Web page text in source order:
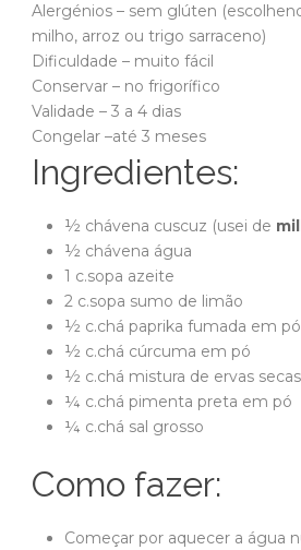
Alergénios – sem glúten
milho, arroz ou trigo sarraceno)
Dificuldade – muito fácil
Conservar – no frigorífico
Validade – 3 a 4 dias
Congelar –até 3 meses
Ingredientes:
½ chávena cuscuz (usei de
½ chávena água
1 c.sopa azeite
2 c.sopa sumo de limão
½ c.chá paprika fumada em pó
½ c.chá cúrcuma em pó
½ c.chá mistura de ervas secas
¼ c.chá pimenta preta em pó
¼ c.chá sal grosso
Como fazer:
Começar por aquecer a água